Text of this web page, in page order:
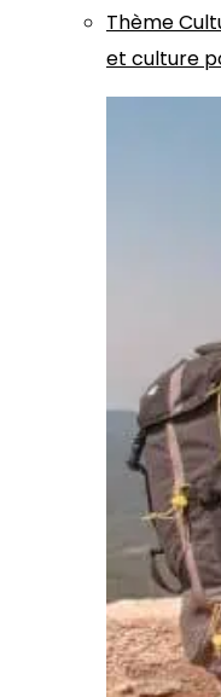
Thème
et culture